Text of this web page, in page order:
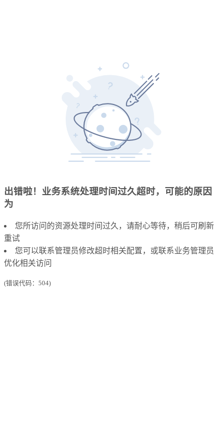
出错啦！业务系统处理时间过久超时，可能的原因
为
您所访问的资源处理时间过久，请耐心等待，稍后可刷新
重试
您可以联系管理员修改超时相关配置，或联系业务管理员
优化相关访问
(错误代码：504)